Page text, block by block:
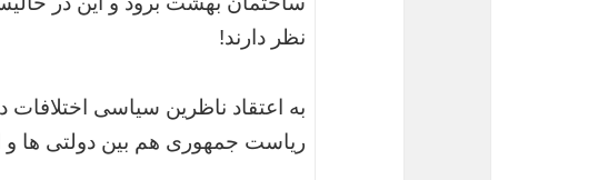
نظر دارند!
به اعتقاد ناظرین سیاسی اختلافات
ریاست جمهوری هم بین دولتی ها و